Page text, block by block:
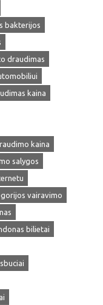
bakterijos
draudimas
kaina
kaina
salygos
vairavimo
bilietai